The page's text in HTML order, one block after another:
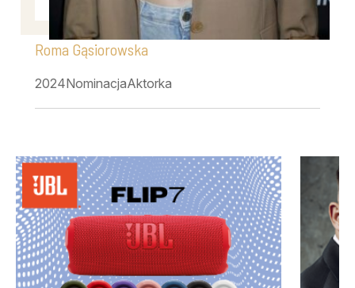
Roma Gąsiorowska
2024NominacjaAktorka